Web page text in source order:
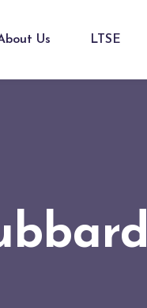
Us LTSE